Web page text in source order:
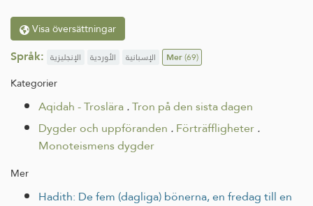
Visa översättningar
Språk: الإنجليزية الأوردية الإسبانية Mer(69)
Kategorier
Aqidah - Troslära.Tron på den sista dagen
Dygder och uppföranden .Förträffligheter.
Monoteismens dygder
Mer
Hadith: De fem (dagliga) bönerna, en fredag till en